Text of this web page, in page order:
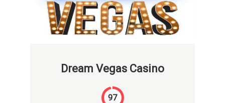
Dream Vegas Casino
97